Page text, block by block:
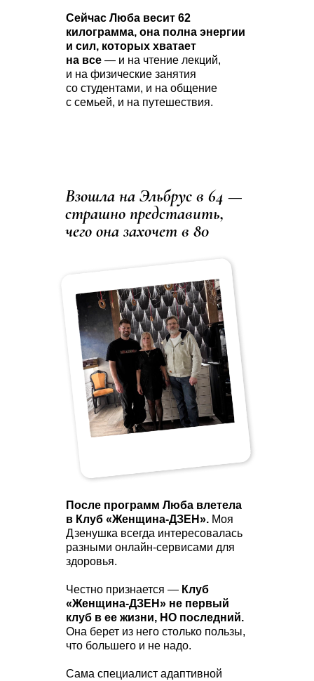
После программ Люба влетела
в Клуб «Женщина-ДЗЕН». Моя
Дзенушка всегда интересовалась
разными онлайн-сервисами для
здоровья.
Честно признается — Клуб
«Женщина-ДЗЕН» не первый
клуб в ее жизни, НО последний.
Она берет из него столько пользы,
что большего и не надо.
Сама специалист адаптивной
Сейчас Люба весит 62
килограмма, она полна энергии
и сил, которых хватает
на все — и на чтение лекций,
и на физические занятия
со студентами, и на общение
с семьей, и на путешествия.
Взошла на Эльбрус в 64 —
страшно представить,
чего она захочет в 80